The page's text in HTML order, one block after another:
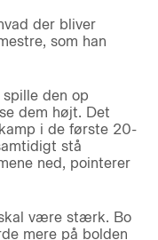
der bliver
som han
den op
dem højt. Det
i de første 20-
stå
ned, pointerer
være stærk. Bo
mere på bolden